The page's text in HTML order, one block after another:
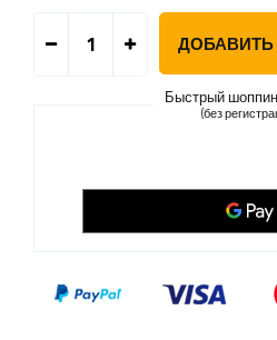
ДОБАВИТЬ
Быстрый
(без